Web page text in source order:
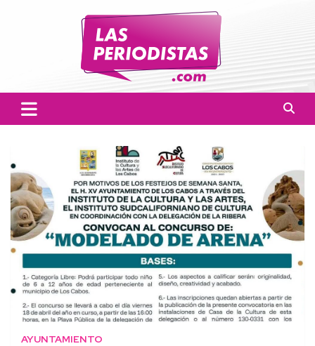
Las Periodistas
informado a la población.
AYUNTAMIENTO